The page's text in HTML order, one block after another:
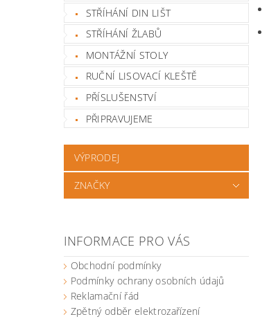
STŘÍHÁNÍ DIN LIŠT
STŘÍHÁNÍ ŽLABŮ
MONTÁŽNÍ STOLY
RUČNÍ LISOVACÍ KLEŠTĚ
PŘÍSLUŠENSTVÍ
PŘIPRAVUJEME
VÝPRODEJ
ZNAČKY
INFORMACE PRO VÁS
Obchodní podmínky
Podmínky ochrany osobních údajů
Reklamační řád
Zpětný odběr elektrozařízení